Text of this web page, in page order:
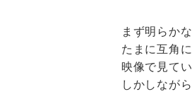
まず明らか
たまに互角
映像で見て
しかしなが